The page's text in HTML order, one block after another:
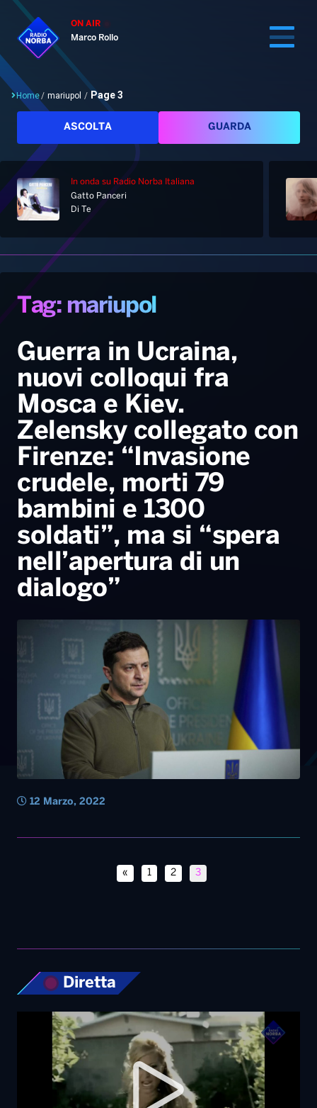
ON AIR
Marco Rollo
Home
Palinsesto
Hit Dance
Giochi&Concorsi
PALATOUR
Notizie
Locali
Musica e Spettacolo
Sport
Radio Norba Consiglia
Leggerissime
Playlist
Generale
Novità
Notiziario
Interviste
Oroscopo
Speciale Astrabilia 2026
Gallery
Radio Norba News TV
Voce al Bari
Battiti Live 2026
Gallery
Home/ mariupol / Page 3
ASCOLTA GUARDA
In onda su Radio Norba Italiana
Gatto Panceri
Di Te
Tag: mariupol
Guerra in Ucraina,
nuovi colloqui fra
Mosca e Kiev.
Zelensky collegato con
Firenze: “Invasione
crudele, morti 79
bambini e 1300
soldati”, ma si “spera
nell’apertura di un
dialogo”
12 Marzo, 2022
« 1 2 3
Diretta